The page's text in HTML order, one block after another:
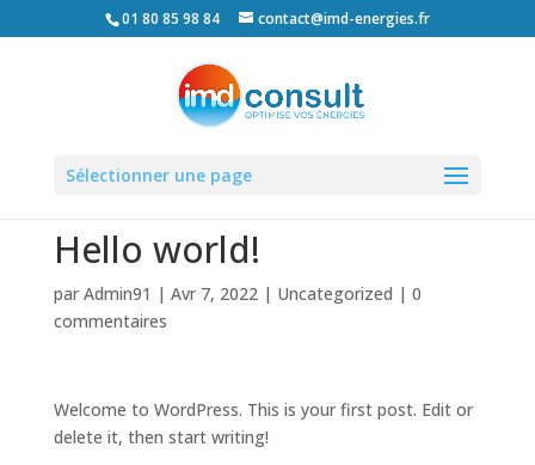
01 80 85 98 84 contact@imd-energies.fr
Sélectionner une page
Hello world!
par Admin91 | Avr 7, 2022| Uncategorized | 0
commentaires
Welcome to WordPress. This is your first post. Edit or
delete it, then start writing!